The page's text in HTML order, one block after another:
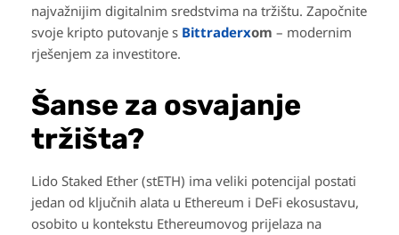
najvažnijim digitalnim sredstvima na tržištu. Započnite
svoje kripto putovanje s Bittraderxom – modernim
rješenjem za investitore.
Šanse za osvajanje
tržišta?
Lido Staked Ether (stETH) ima veliki potencijal postati
jedan od ključnih alata u Ethereum i DeFi ekosustavu,
osobito u kontekstu Ethereumovog prijelaza na